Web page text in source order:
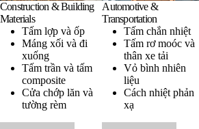
Construction & Building
Materials
Tấm lợp và ốp
Máng xối và đi
xuống
Tấm trần và tấm
composite
Cửa chớp lăn và
tường rèm
Automotive &
Transportation
Tấm chắn nhiệt
Tấm rơ moóc và
thân xe tải
Vỏ bình nhiên
liệu
Cách nhiệt phản
xạ